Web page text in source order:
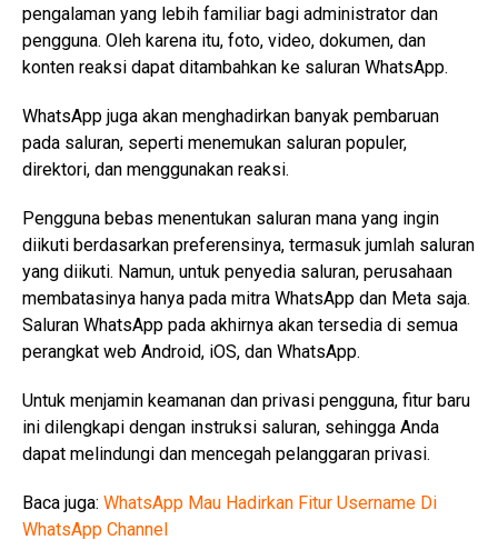
pengalaman yang lebih familiar bagi administrator dan
pengguna. Oleh karena itu, foto, video, dokumen, dan
konten reaksi dapat ditambahkan ke saluran WhatsApp.
WhatsApp juga akan menghadirkan banyak pembaruan
pada saluran, seperti menemukan saluran populer,
direktori, dan menggunakan reaksi.
Pengguna bebas menentukan saluran mana yang ingin
diikuti berdasarkan preferensinya, termasuk jumlah saluran
yang diikuti. Namun, untuk penyedia saluran, perusahaan
membatasinya hanya pada mitra WhatsApp dan Meta saja.
Saluran WhatsApp pada akhirnya akan tersedia di semua
perangkat web Android, iOS, dan WhatsApp.
Untuk menjamin keamanan dan privasi pengguna, fitur baru
ini dilengkapi dengan instruksi saluran, sehingga Anda
dapat melindungi dan mencegah pelanggaran privasi.
Baca juga: WhatsApp Mau Hadirkan Fitur Username Di
WhatsApp Channel